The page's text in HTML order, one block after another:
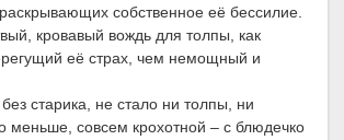
собственное её бессилие.
кровавый вождь для толпы, как
её страх, чем немощный и
старика, не стало ни толпы, ни
меньше, совсем крохотной – с блюдечко